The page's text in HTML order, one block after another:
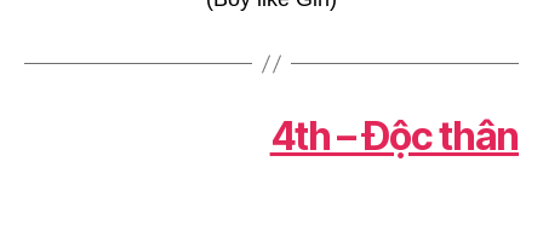
4th – Độc thân